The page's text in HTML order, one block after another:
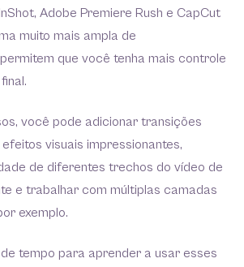
Adobe Premiere Rush e CapCut
muito mais ampla de
que você tenha mais controle
você pode adicionar transições
visuais impressionantes,
de diferentes trechos do vídeo de
e trabalhar com múltiplas camadas
exemplo.
tempo para aprender a usar esses